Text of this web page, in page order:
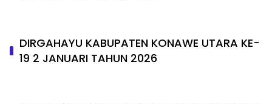
DIRGAHAYU KABUPATEN KONAWE UTARA KE-
19 2 JANUARI TAHUN 2026